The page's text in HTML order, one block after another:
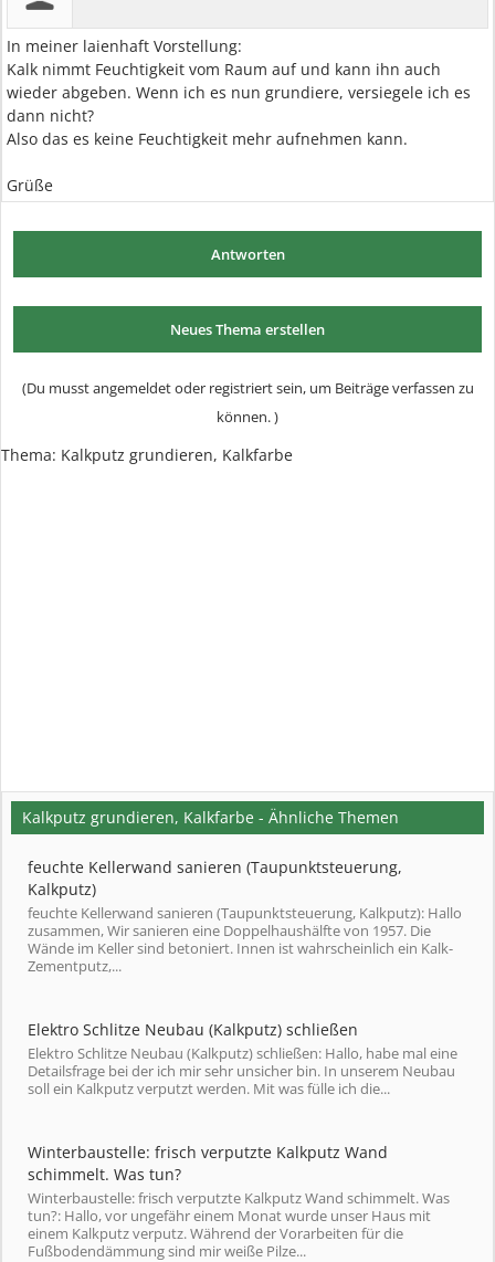
In meiner laienhaft Vorstellung:
Kalk nimmt Feuchtigkeit vom Raum auf und kann ihn auch
wieder abgeben. Wenn ich es nun grundiere, versiegele ich es
dann nicht?
Also das es keine Feuchtigkeit mehr aufnehmen kann.
Grüße
Antworten
Neues Thema erstellen
(Du musst angemeldet oder registriert sein, um Beiträge verfassen zu
können. )
Thema: Kalkputz grundieren, Kalkfarbe
Kalkputz grundieren, Kalkfarbe - Ähnliche Themen
feuchte Kellerwand sanieren (Taupunktsteuerung,
Kalkputz)
feuchte Kellerwand sanieren (Taupunktsteuerung, Kalkputz): Hallo
zusammen, Wir sanieren eine Doppelhaushälfte von 1957. Die
Wände im Keller sind betoniert. Innen ist wahrscheinlich ein Kalk-
Zementputz,...
Elektro Schlitze Neubau (Kalkputz) schließen
Elektro Schlitze Neubau (Kalkputz) schließen: Hallo, habe mal eine
Detailsfrage bei der ich mir sehr unsicher bin. In unserem Neubau
soll ein Kalkputz verputzt werden. Mit was fülle ich die...
Winterbaustelle: frisch verputzte Kalkputz Wand
schimmelt. Was tun?
Winterbaustelle: frisch verputzte Kalkputz Wand schimmelt. Was
tun?: Hallo, vor ungefähr einem Monat wurde unser Haus mit
einem Kalkputz verputz. Während der Vorarbeiten für die
Fußbodendämmung sind mir weiße Pilze...